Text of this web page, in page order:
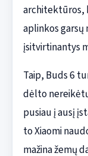
architektūros,
aplinkos garsų
įsitvirtinantys
Taip, Buds 6
dėlto
pusiau į ausį
to Xiaomi
mažina žemų